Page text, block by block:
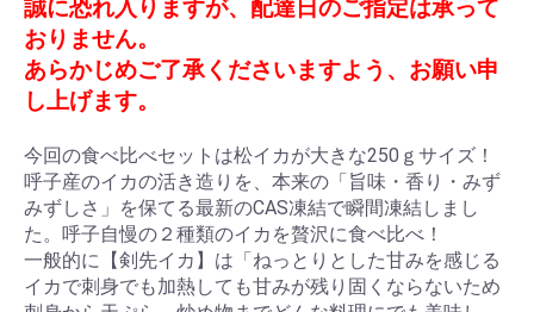
誠に恐れ入りますが、配達日のご指定は承って
おりません。
あらかじめご了承くださいますよう、お願い申
し上げます。
今回の食べ比べセットは松イカが大きな250ｇサイズ！
呼子産のイカの活き造りを、本来の「旨味・香り・みず
みずしさ」を保てる最新のCAS凍結で瞬間凍結しまし
た。呼子自慢の２種類のイカを贅沢に食べ比べ！
一般的に【剣先イカ】は「ねっとりとした甘みを感じる
イカで刺身でも加熱しても甘みが残り固くならないため